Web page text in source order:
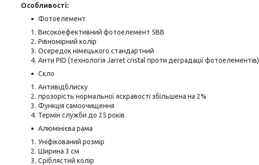
Особливості:
Фотоелемент
Високоефективний фотоелемент 5BB
Рівномірний колір
Осередок німецького стандартний
Анти PID (технологія Jarret cristal проти деградації фотоелементів)
Скло
Антивідблиску
прозорість нормальної яскравості збільшена на 2%
Функція самоочищення
Термін служби до 25 років
Алюмінієва рама
Уніфікований розмір
Ширина 3 см
Сріблястий колір